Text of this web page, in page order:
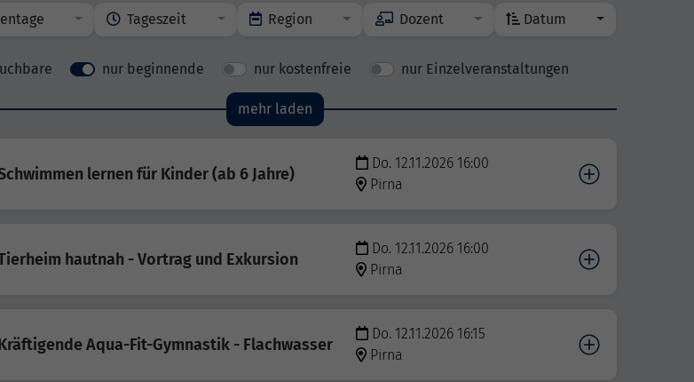
Tageszeit Region Dozent Datum
nur beginnende nur kostenfreie nur Einzelveranstaltungen
mehr laden
lernen für Kinder (ab 6 Jahre)
Do. 12.11.2026 16:00
Pirna
hautnah - Vortrag und Exkursion
Do. 12.11.2026 16:00
Pirna
Aqua-Fit-Gymnastik - Flachwasser
Do. 12.11.2026 16:15
Pirna